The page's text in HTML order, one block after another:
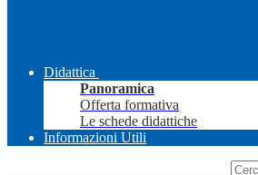
Didattica
Panoramica
Offerta formativa
Le schede didattiche
Informazioni Utili